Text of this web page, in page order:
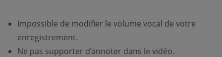
Impossible de modifier le volume vocal de votre
enregistrement.
Ne pas supporter d’annoter dans le vidéo.